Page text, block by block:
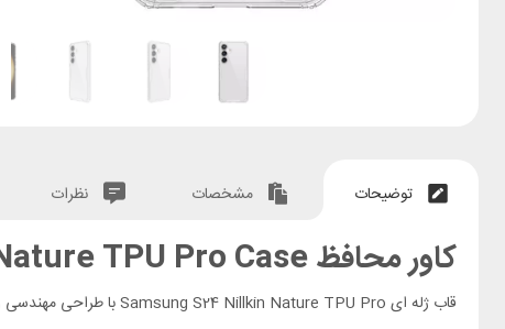
توضیحات مشخصات نظرات
کاور محافظ Samsung Galaxy S24 Nillkin Nature TPU Pro Case
قاب ژله ای Samsung S24 Nillkin Nature TPU Pro با طراحی مهندسی و مواد با کیفیت، محافظت کامل از گوشی شما را تضمین می‌کند. این